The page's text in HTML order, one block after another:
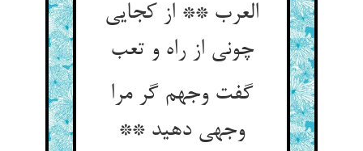
العرب ** از کجایی
چونی از راه و تعب‌‌
گفت وجهم گر مرا
وجهی دهید **